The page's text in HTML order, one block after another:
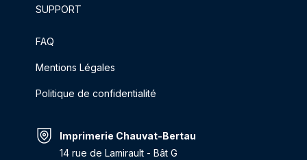
SUPPORT
FAQ
Mentions Légales
Politique de confidentialité
Imprimerie Chauvat-Bertau
14 rue de Lamirault - Bât G